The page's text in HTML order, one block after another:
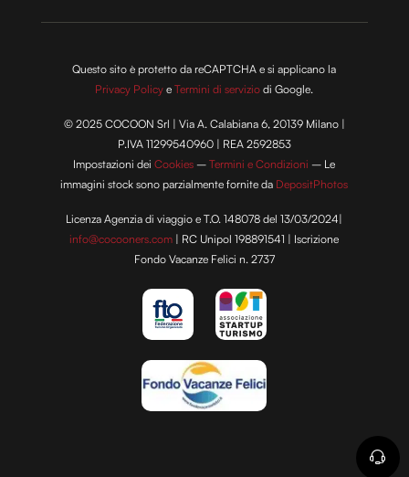
Questo sito è protetto da reCAPTCHA e si applicano la
Privacy Policy eTermini di servizio di Google.
© 2025 COCOON Srl | Via A. Calabiana 6, 20139 Milano |
P.IVA 11299540960 | REA 2592853
Impostazioni deiCookies –Termini e Condizioni – Le
immagini stock sono parzialmente fornite da DepositPhotos
Licenza Agenzia di viaggio e T.O. 148078 del 13/03/2024|
info@cocooners.com | RC Unipol 198891541 | Iscrizione
Fondo Vacanze Felici n. 2737